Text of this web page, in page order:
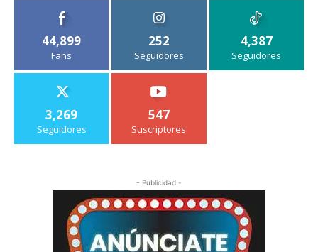
44,899
Fans
252
Seguidores
4,387
Seguidores
3,269
Seguidores
547
Suscriptores
- Publicidad -